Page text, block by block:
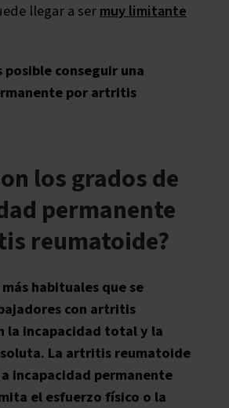
llegar a sermuy limitante
posible conseguir una
por artritis
los grados de
permanente
reumatoide?
habituales que se
con artritis
la incapacidad total y la
La artritis reumatoide
incapacidad permanente
el esfuerzo físico o la